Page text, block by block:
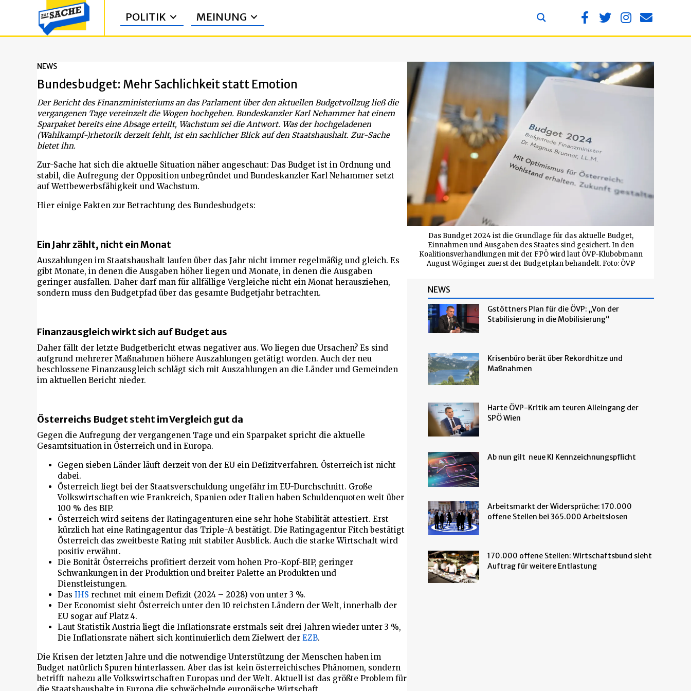
POLITIK MEINUNG
NEWS
Bundesbudget: Mehr Sachlichkeit statt Emotion
Der Bericht des Finanzministeriums an das Parlament über den aktuellen Budgetvollzug ließ die
vergangenen Tage vereinzelt die Wogen hochgehen. Bundeskanzler Karl Nehammer hat einem
Sparpaket bereits eine Absage erteilt, Wachstum sei die Antwort. Was der hochgeladenen
(Wahlkampf-)rhetorik derzeit fehlt, ist ein sachlicher Blick auf den Staatshaushalt. Zur-Sache
bietet ihn.
Zur-Sache hat sich die aktuelle Situation näher angeschaut: Das Budget ist in Ordnung und
stabil, die Aufregung der Opposition unbegründet und Bundeskanzler Karl Nehammer setzt
auf Wettbewerbsfähigkeit und Wachstum.
Hier einige Fakten zur Betrachtung des Bundesbudgets:
Ein Jahr zählt, nicht ein Monat
Auszahlungen im Staatshaushalt laufen über das Jahr nicht immer regelmäßig und gleich. Es
gibt Monate, in denen die Ausgaben höher liegen und Monate, in denen die Ausgaben
geringer ausfallen. Daher darf man für allfällige Vergleiche nicht ein Monat herausziehen,
sondern muss den Budgetpfad über das gesamte Budgetjahr betrachten.
Finanzausgleich wirkt sich auf Budget aus
Daher fällt der letzte Budgetbericht etwas negativer aus. Wo liegen due Ursachen? Es sind
aufgrund mehrerer Maßnahmen höhere Auszahlungen getätigt worden. Auch der neu
beschlossene Finanzausgleich schlägt sich mit Auszahlungen an die Länder und Gemeinden
im aktuellen Bericht nieder.
Österreichs Budget steht im Vergleich gut da
Gegen die Aufregung der vergangenen Tage und ein Sparpaket spricht die aktuelle
Gesamtsituation in Österreich und in Europa.
Gegen sieben Länder läuft derzeit von der EU ein Defizitverfahren. Österreich ist nicht
dabei.
Österreich liegt bei der Staatsverschuldung ungefähr im EU-Durchschnitt. Große
Volkswirtschaften wie Frankreich, Spanien oder Italien haben Schuldenquoten weit über
100 % des BIP.
Österreich wird seitens der Ratingagenturen eine sehr hohe Stabilität attestiert. Erst
kürzlich hat eine Ratingagentur das Triple-A bestätigt. Die Ratingagentur Fitch bestätigt
Österreich das zweitbeste Rating mit stabiler Ausblick. Auch die starke Wirtschaft wird
positiv erwähnt.
Die Bonität Österreichs profitiert derzeit vom hohen Pro-Kopf-BIP, geringer
Schwankungen in der Produktion und breiter Palette an Produkten und
Dienstleistungen.
Das IHS rechnet mit einem Defizit (2024 – 2028) von unter 3 %.
Der Economist sieht Österreich unter den 10 reichsten Ländern der Welt, innerhalb der
EU sogar auf Platz 4.
Laut Statistik Austria liegt die Inflationsrate erstmals seit drei Jahren wieder unter 3 %,
Die Inflationsrate nähert sich kontinuierlich dem Zielwert der EZB.
Die Krisen der letzten Jahre und die notwendige Unterstützung der Menschen haben im
Budget natürlich Spuren hinterlassen. Aber das ist kein österreichisches Phänomen, sondern
betrifft nahezu alle Volkswirtschaften Europas und der Welt. Aktuell ist das größte Problem für
Das Bundget 2024 ist die Grundlage für das aktuelle Budget,
Einnahmen und Ausgaben des Staates sind gesichert. In den
Koalitionsverhandlungen mit der FPÖ wird laut ÖVP-Klubobmann
August Wöginger zuerst der Budgetplan behandelt. Foto: ÖVP
NEWS
Gstöttners Plan für die ÖVP: „Von der
Stabilisierung in die Mobilisierung“
Krisenbüro berät über Rekordhitze und
Maßnahmen
Harte ÖVP-Kritik am teuren Alleingang der
SPÖ Wien
Ab nun gilt neue KI Kennzeichnungspflicht
Arbeitsmarkt der Widersprüche: 170.000
offene Stellen bei 365.000 Arbeitslosen
170.000 offene Stellen: Wirtschaftsbund sieht
Auftrag für weitere Entlastung